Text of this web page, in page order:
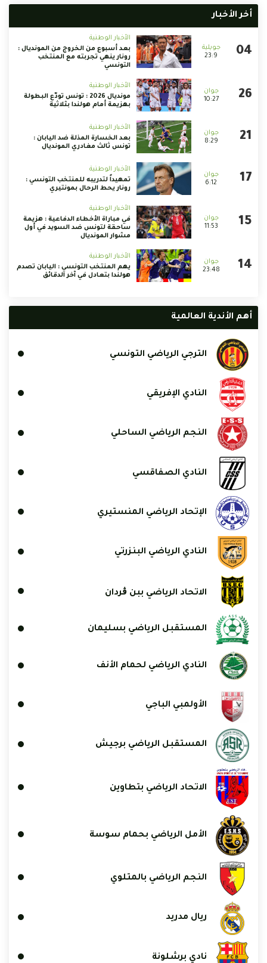
أخر الأخبار
23:9
الأخبار الوطنية
بعد أسبوع من الخروج من المونديال :
رونار ينهي تجربته مع المنتخب
التونسي
10:27
الأخبار الوطنية
مونديال 2026 : تونس تودّع البطولة
بهزيمة أمام هولندا بثلاثية
8:29
الأخبار الوطنية
بعد الخسارة المذلة ضد اليابان :
تونس ثالث مغادري المونديال
6:12
الأخبار الوطنية
تمهيداً لتدريبه للمنتخب التونسي :
رونار يحط الرحال بمونتيري
11:53
الأخبار الوطنية
في مباراة الأخطاء الدفاعية : هزيمة
ساحقة لتونس ضد السويد في أول
مشوار المونديال
23:48
الأخبار الوطنية
يهم المنتخب التونسي : اليابان تصدم
هولندا بتعادل في آخر الدقائق
أهم الأندية العالمية
الترجي الرياضي التونسي
النادي الإفريقي
النجم الرياضي الساحلي
النادي الصفاقسي
الإتحاد الرياضي المنستيري
النادي الرياضي البنزرتي
الاتحاد الرياضي ببن ڨردان
المستقبل الرياضي بسليمان
النادي الرياضي لحمام الأنف
الأولمبي الباجي
المستقبل الرياضي برجيش
الاتحاد الرياضي بتطاوين
الأمل الرياضي بحمام سوسة
النجم الرياضي بالمتلوي
ريال مدريد
نادي برشلونة